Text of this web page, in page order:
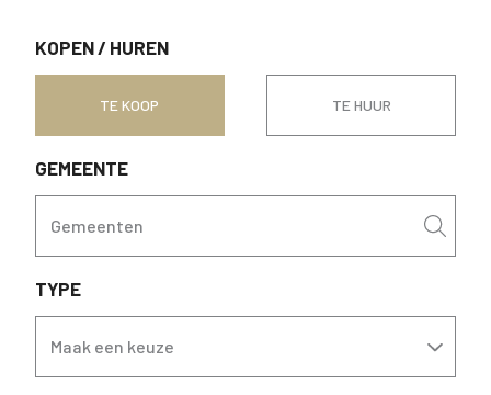
KOPEN/ HUREN
TE KOOP TE HUUR
GEMEENTE
Gemeenten
TYPE
Maak een keuze